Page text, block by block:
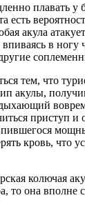
плавать у
есть
акула
в ногу
тем, что
акулы,
приступ и
кровь, что
колючая
то она вполне